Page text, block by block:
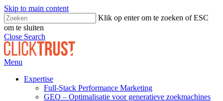
Skip to main content
Klik op enter om te zoeken of ESC
om te sluiten
Close Search
Menu
Expertise
Full-Stack Performance Marketing
GEO – Optimalisatie voor generatieve zoekmachines